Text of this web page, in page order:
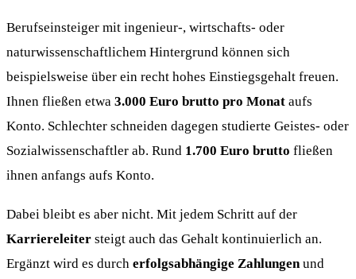
Berufseinsteiger mit ingenieur-, wirtschafts- oder
naturwissenschaftlichem Hintergrund können sich
beispielsweise über ein recht hohes Einstiegsgehalt freuen.
Ihnen fließen etwa 3.000 Euro brutto pro Monat aufs
Konto. Schlechter schneiden dagegen studierte Geistes- oder
Sozialwissenschaftler ab. Rund 1.700 Euro brutto fließen
ihnen anfangs aufs Konto.
Dabei bleibt es aber nicht. Mit jedem Schritt auf der
Karriereleiter steigt auch das Gehalt kontinuierlich an.
Ergänzt wird es durch erfolgsabhängige Zahlungenund